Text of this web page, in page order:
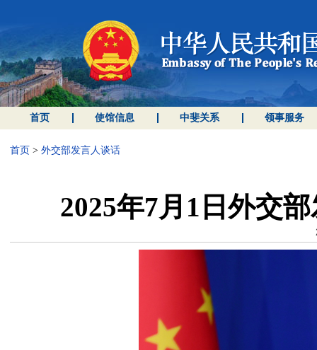
首页 使馆信息 中斐关系 领事服务
首页 > 外交部发言人谈话
2025年7月1日外交